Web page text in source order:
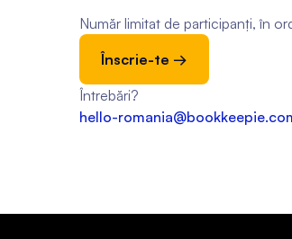
Număr limitat de participanți, în
Înscrie-te →
Întrebări?
hello-